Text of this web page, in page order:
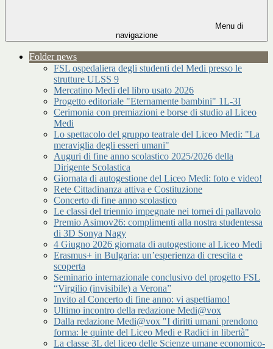
Menu di
navigazione
Folder news
FSL ospedaliera degli studenti del Medi presso le
strutture ULSS 9
Mercatino Medi del libro usato 2026
Progetto editoriale "Eternamente bambini" 1L-3I
Cerimonia con premiazioni e borse di studio al Liceo
Medi
Lo spettacolo del gruppo teatrale del Liceo Medi: "La
meraviglia degli esseri umani"
Auguri di fine anno scolastico 2025/2026 della
Dirigente Scolastica
Giornata di autogestione del Liceo Medi: foto e video!
Rete Cittadinanza attiva e Costituzione
Concerto di fine anno scolastico
Le classi del triennio impegnate nei tornei di pallavolo
Premio Asimov26: complimenti alla nostra studentessa
di 3D Sonya Nagy
4 Giugno 2026 giornata di autogestione al Liceo Medi
Erasmus+ in Bulgaria: un’esperienza di crescita e
scoperta
Seminario internazionale conclusivo del progetto FSL
“Virgilio (invisibile) a Verona”
Invito al Concerto di fine anno: vi aspettiamo!
Ultimo incontro della redazione Medi@vox
Dalla redazione Medi@vox "I diritti umani prendono
forma: le quinte del Liceo Medi e Radici in libertà"
La classe 3L del liceo delle Scienze umane economico-